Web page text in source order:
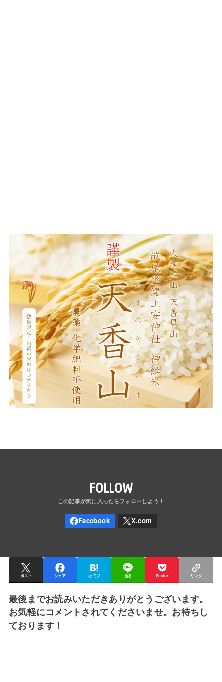
FOLLOW
ポスト シェア はてブ 送る Pocket リンク
最後までお読みいただきありがとうございます。
お気軽にコメントされてくださいませ。お待ちし
ております！